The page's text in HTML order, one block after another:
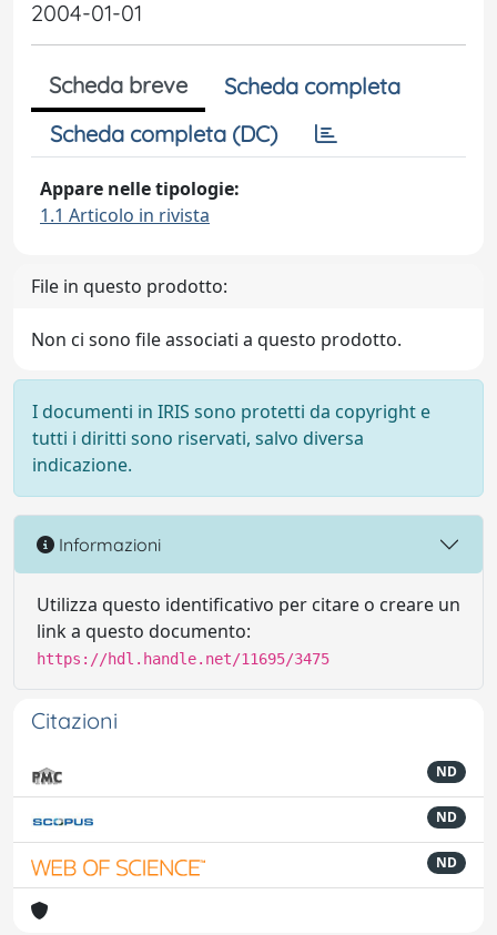
2004-01-01
Scheda breve
Scheda completa
Scheda completa (DC)
Appare nelle tipologie:
1.1 Articolo in rivista
File in questo prodotto:
Non ci sono file associati a questo prodotto.
I documenti in IRIS sono protetti da copyright e
tutti i diritti sono riservati, salvo diversa
indicazione.
Informazioni
Utilizza questo identificativo per citare o creare un
link a questo documento:
https://hdl.handle.net/11695/3475
Citazioni
ND
ND
ND